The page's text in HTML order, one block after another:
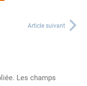
Article suivant
Les champs